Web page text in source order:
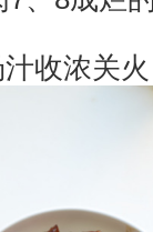
收浓关火